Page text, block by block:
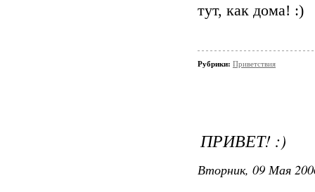
тут, как дома! :)
Рубрики: Приветствия
ПРИВЕТ! :)
Вторник, 09 Мая